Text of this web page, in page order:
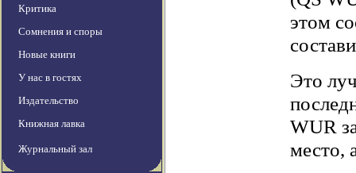
Критика
Сомнения и споры
Новые книги
У нас в гостях
Издательство
Книжная лавка
Журнальный зал
этом
Это
WUR
место,